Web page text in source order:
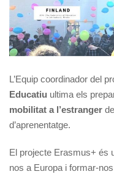
L’Equip coordinador del
Educatiu ultima els
mobilitat a l’estranger
d’aprenentatge.
El projecte Erasmus+ és
nos a Europa i formar-